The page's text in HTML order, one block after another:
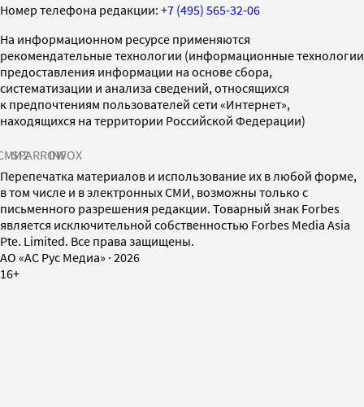
Номер телефона редакции: +7 (495) 565-32-06
На информационном ресурсе применяются
рекомендательные технологии (информационные технологии
предоставления информации на основе сбора,
систематизации и анализа сведений, относящихся
к предпочтениям пользователей сети «Интернет»,
находящихся на территории Российской Федерации)
SPARROWINFOX
Перепечатка материалов и использование их в любой форме,
в том числе и в электронных СМИ, возможны только с
письменного разрешения редакции. Товарный знак Forbes
является исключительной собственностью Forbes Media Asia
Pte. Limited. Все права защищены.
AO «АС Рус Медиа» · 2026
16+